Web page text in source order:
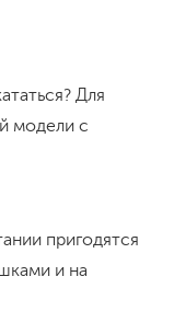
Для
модели с
пригодятся
и на